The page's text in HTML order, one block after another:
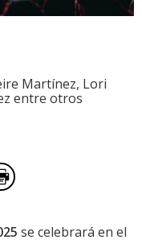
Martínez, Lori
entre otros
se celebrará en el